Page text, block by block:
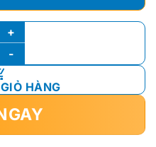
306VA) số lượng
HÀNG